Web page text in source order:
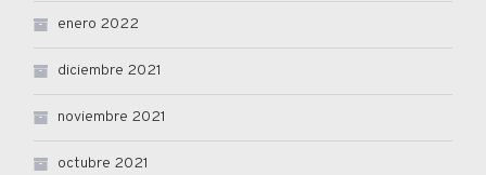
enero 2022
diciembre 2021
noviembre 2021
octubre 2021